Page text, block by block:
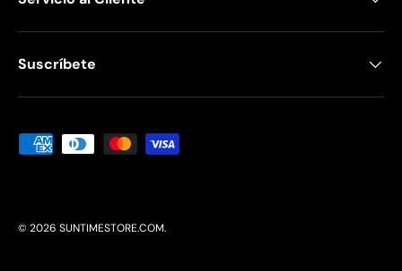
Suscríbete
Formas de pago aceptadas
© 2026 SUNTIMESTORE.COM.